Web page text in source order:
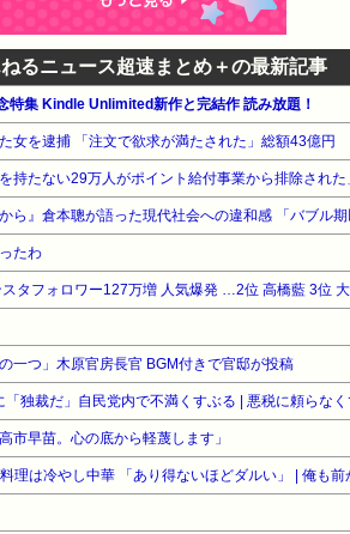
ねるニュース超速まとめ＋の最新記事
特集 Kindle Unlimited新作と完結作 読み放題！
を逮捕 「注文で欲求が満たされた」総額43億円
たない29万人がポイント給付事業から排除された
たわ
一つ」木原官房長官 BGM付きで官邸が投稿
市早苗。心の底から軽蔑します」